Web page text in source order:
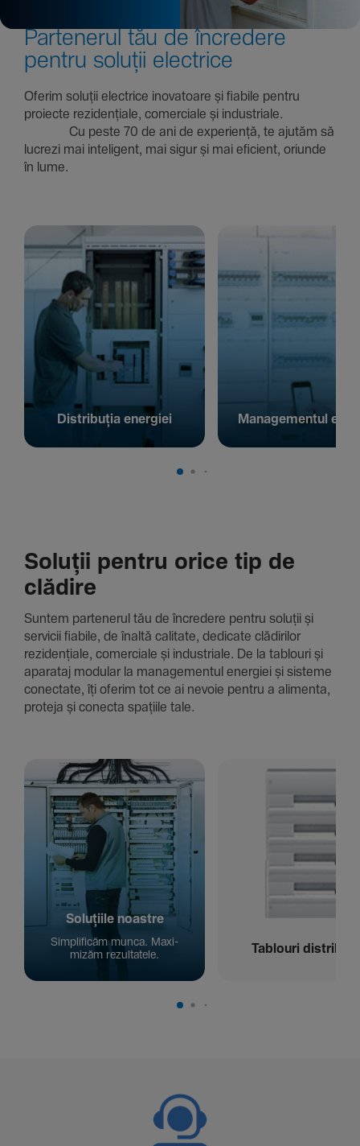
Parte­nerul tău de încre­dere
pentru soluții electrice
Oferim soluții electrice inova­toare și fiabile pentru
proiecte rezi­den­țiale, comer­ciale și indus­triale.
Cu peste 70 de ani de expe­riență, te ajutăm să
lucrezi mai inte­li­gent, mai sigur și mai eficient, oriunde
în lume.
Distribuția energiei Managementul
Soluții pentru orice tip de
clădire
Suntem parte­nerul tău de încre­dere pentru soluții și
servicii fiabile, de înaltă cali­tate, dedi­cate clădi­rilor
rezi­den­țiale, comer­ciale și indus­triale. De la tablouri și
aparataj modular la managementul energiei și sisteme
conec­tate, îți oferim tot ce ai nevoie pentru a alimenta,
proteja și conecta spațiile tale.
Solu­țiile noastre
Simpli­ficăm munca. Maxi­
mizăm rezul­ta­tele.
Tablouri